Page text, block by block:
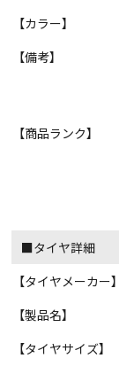
【カラー】
【備考】
【商品ランク】
■タイヤ詳細
【タイヤメーカー】
【製品名】
【タイヤサイズ】